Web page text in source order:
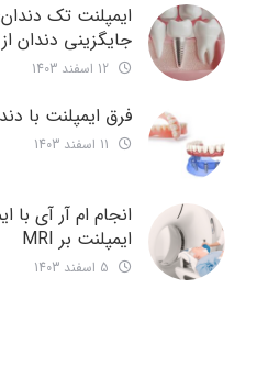
ایمپلنت تک
جایگزینی دندان
فرق ایمپلنت با
انجام ام آر آی با
ایمپلنت بر MRI